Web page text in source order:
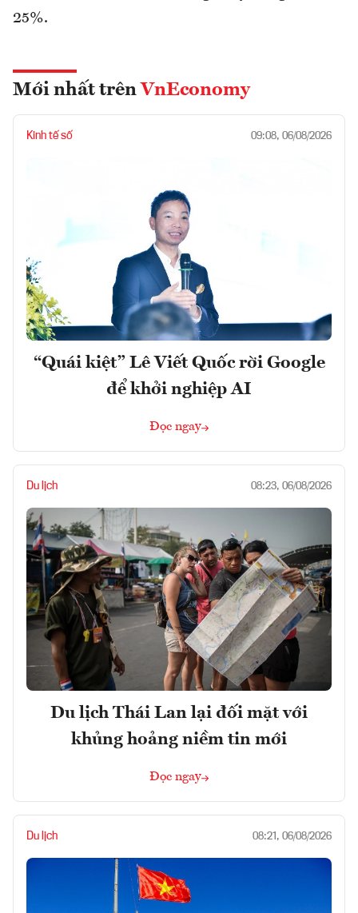
25%.
Mới nhất trên VnEconomy
Kinh tế số 09:08, 06/08/2026
“Quái kiệt” Lê Viết Quốc rời Google
để khởi nghiệp AI
Đọc ngay
Du lịch 08:23, 06/08/2026
Du lịch Thái Lan lại đối mặt với
khủng hoảng niềm tin mới
Đọc ngay
Du lịch 08:21, 06/08/2026